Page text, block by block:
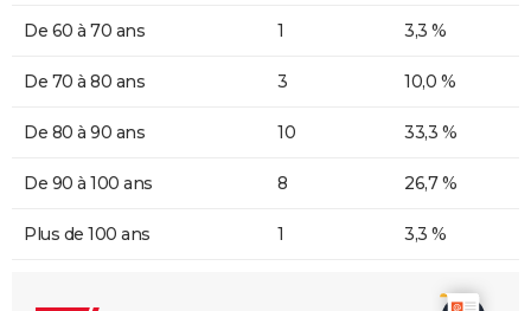
De 60 à 70 ans 1 3,3 %
De 70 à 80 ans 3 10,0 %
De 80 à 90 ans 10 33,3 %
De 90 à 100 ans 8 26,7 %
Plus de 100 ans 1 3,3 %